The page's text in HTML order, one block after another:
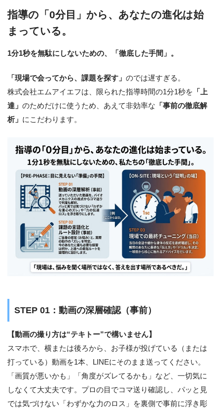
指導の「0分目」から、あなたの進化は始
まっている。
1分1秒を無駄にしないための、「徹底した手間」。
「現場で会ってから、課題を探す」 のでは遅すぎる。
株式会社エムアイエフは、限られた指導時間の1分1秒を 「上
達」 のためだけに使うため、あえて非効率な 「事前の徹底解
析」 にこだわります。
STEP 01：動画の深層確認（事前）
【動画の撮り方は“テキトー”で構いません】
スマホで、横または後ろから、お子様が投げている（または
打っている）動画を1本、LINEにそのまま送ってください。
「画質が悪いかも」「角度がズレてるかも」など、一切気に
しなくて大丈夫です。プロの目でコマ送り確認し、パッと見
では気づけない「わずかな力のロス」を裏側で事前に浮き彫